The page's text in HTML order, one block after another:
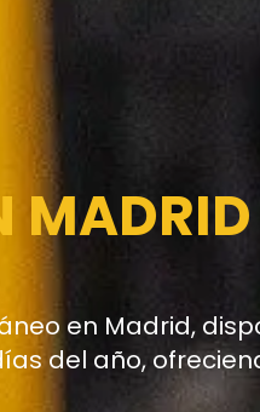
en Madrid,
del año,